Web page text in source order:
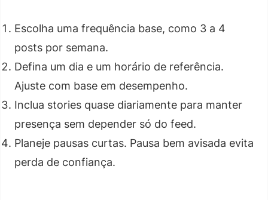
Escolha uma frequência base, como 3 a 4
posts por semana.
Defina um dia e um horário de referência.
Ajuste com base em desempenho.
Inclua stories quase diariamente para manter
presença sem depender só do feed.
Planeje pausas curtas. Pausa bem avisada evita
perda de confiança.